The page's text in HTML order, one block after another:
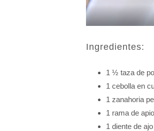
Ingredientes:
1 ½ taza de
1 cebolla en
1 zanahoria
1 rama de
1 diente de